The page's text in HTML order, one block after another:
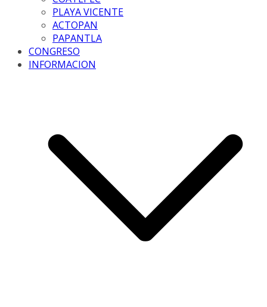
PLAYA VICENTE
ACTOPAN
PAPANTLA
CONGRESO
INFORMACION